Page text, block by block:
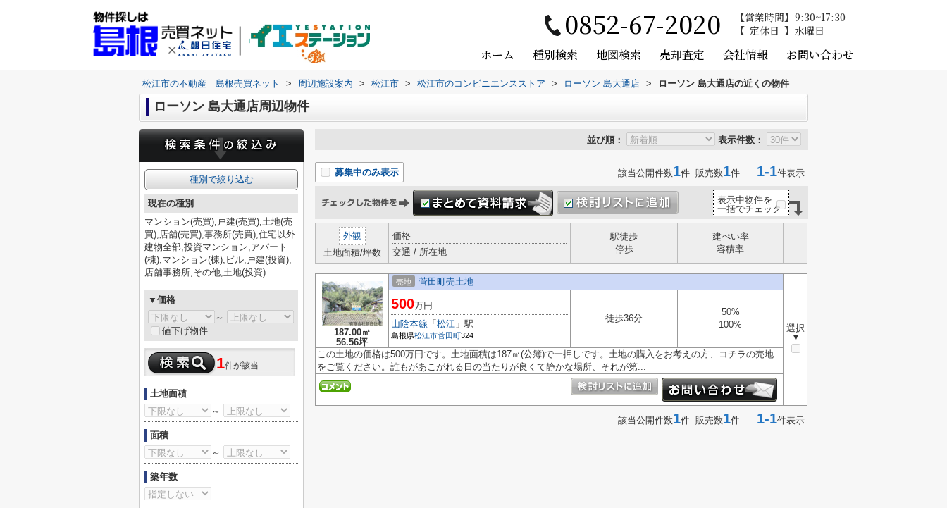
0852-67-2020 営業時間
9:30~17:30
定休日
水曜日
ホーム 種別検索 地図検索 売却査定 会社情報 お問い合わせ
松江市の不動産｜島根売買ネット > 周辺施設案内 > 松江市 > 松江市のコンビニエンスストア > ローソン 島大通店 > ローソン 島大通店の近くの物件
ローソン 島大通店周辺物件
並び順： 表示件数：
募集中のみ表示 該当公開件数1件 販売数1件 1-1件表示
表示中物件を
一括でチェック
外観
土地面積/坪数
価格
交通 / 所在地
駅徒歩
停歩
建ぺい率
容積率
187.00㎡
56.56坪
売地 菅田町売土地
選択
▼
500万円
山陰本線 「 松江 」駅
島根県松江市菅田町324
徒歩36分
50%
100%
この土地の価格は500万円です。土地面積は187㎡(公簿)で一押しです。土地の購入をお考えの方、コチラの売地
をご覧ください。誰もがあこがれる日の当たりが良くて静かな場所、それが第...
該当公開件数1件 販売数1件 1-1件表示
種別で絞り込む
現在の種別
マンション(売買),戸建(売買),土地(売
買),店舗(売買),事務所(売買),住宅以外
建物全部,投資マンション,アパート
(棟),マンション(棟),ビル,戸建(投資),
店舗事務所,その他,土地(投資)
▼価格
～
値下げ物件
1件が該当
土地面積
～
面積
～
築年数